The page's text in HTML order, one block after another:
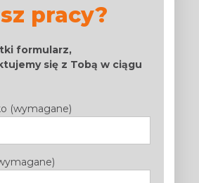
pracy?
formularz,
się z Tobą w ciągu
(wymagane)